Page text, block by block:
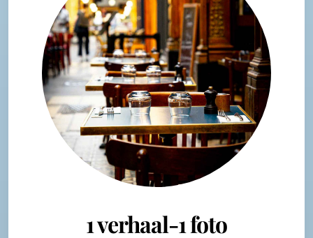
1 verhaal-1 foto